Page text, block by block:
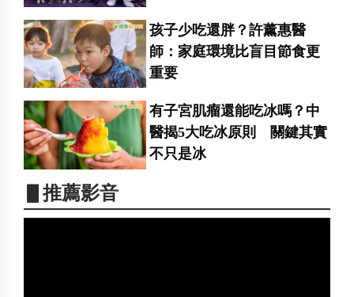
孩子少吃還胖？許薰惠醫
師：家庭環境比盲目節食更
重要
有子宮肌瘤還能吃冰嗎？中
醫揭5大吃冰原則 關鍵其實
不只是冰
▋推薦影音